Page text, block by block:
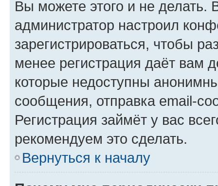
Вы можете этого и не делать.
администратор настроил
зарегистрироваться, чтобы
менее регистрация даёт вам
которые недоступны
сообщения, отправка email-
Регистрация займёт у вас
рекомендуем это сделать.
Вернуться к началу